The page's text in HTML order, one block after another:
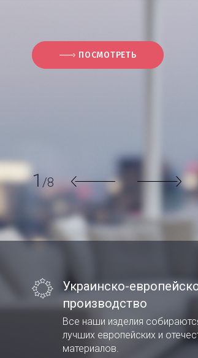
ПОСМОТРЕТЬ
1 /8
2 /8
3 /8
4 /8
5 /8
6 /8
7 /8
8 /8
Украинско-
производство
Все наши изделия
лучших европейских и
материалов.